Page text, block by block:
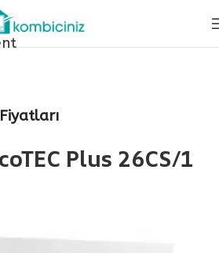
Plus 26CS/1